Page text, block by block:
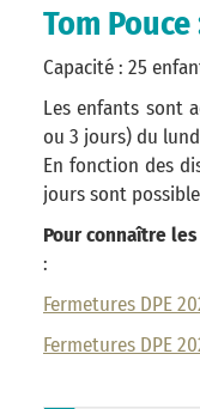
Tom
Capacité : 25
Les enfants sont
ou 3 jours) du
En fonction des
jours sont
Pour connaître
:
Fermetures DPE
Fermetures DPE